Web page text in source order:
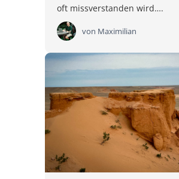
oft missverstanden wird….
von Maximilian